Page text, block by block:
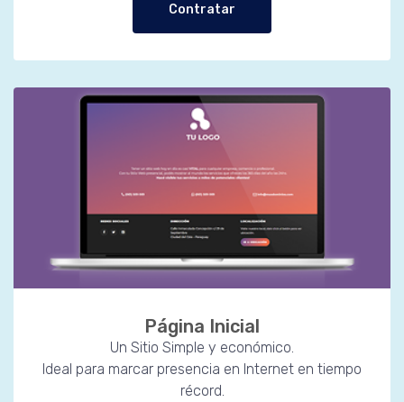
Contratar
Página Inicial
Un Sitio Simple y económico.
Ideal para marcar presencia en Internet en tiempo
récord.